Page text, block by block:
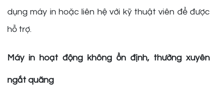
dụng máy in hoặc liên hệ với kỹ thuật viên để được
hỗ trợ.
Máy in hoạt động không ổn định, thường xuyên
ngắt quãng